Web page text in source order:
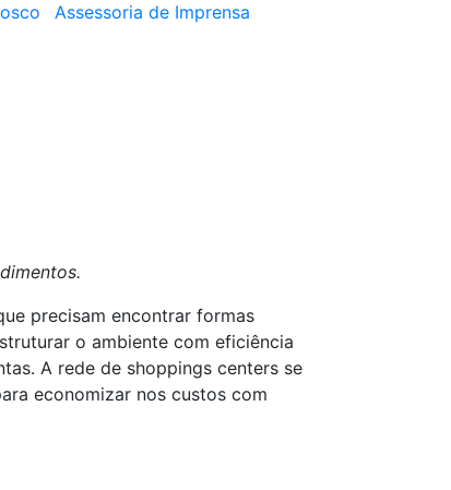
Assessoria de Imprensa
precisam encontrar formas
o ambiente com eficiência
A rede de shoppings centers se
economizar nos custos com